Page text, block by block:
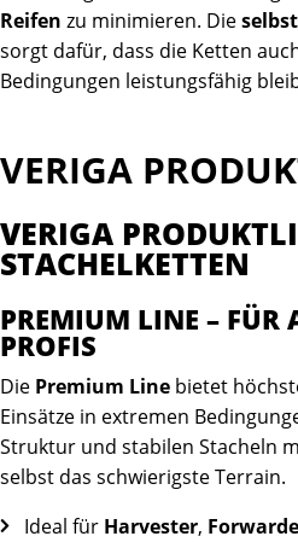
Reifen zu minimieren. Die
sorgt dafür, dass die Ketten
Bedingungen leistungsfähig
VERIGA
VERIGA
STACHELKETTEN
PREMIUM LINE – FÜR
PROFIS
Die Premium Line bietet
Einsätze in extremen
Struktur und stabilen Stacheln
selbst das schwierigste Terrain.
Ideal für Harvester,